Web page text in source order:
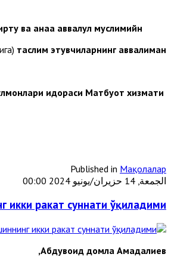
ва анаа аввалул муслимийн.
таслим этувчиларнинг аввалиман.
идораси Матбуот хизмати
Published in Мақолалар
الجمعة, 14 حزيران/يونيو 2024 00:00
ракат суннати ўқиладими?
Абдувоҳид домла Аҳмадалиев,